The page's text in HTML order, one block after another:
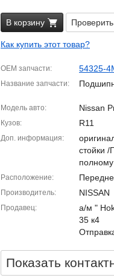
В корзину
Как купить этот товар?
OEM запчасти 54325-
Название запчасти
Модель авто Nissan
Кузов R11
Доп. информация
стойки
Расположение
Производитель NISSAN
Продавец
а/м "
35 к4
Показать